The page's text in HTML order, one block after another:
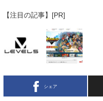
【注目の記事】[PR]
シェア